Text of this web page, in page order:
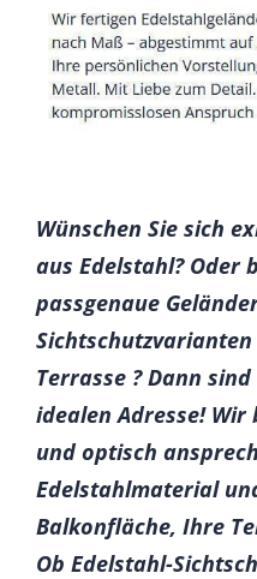
Wünschen Sie sich
aus Edelstahl? Oder
passgenaue
Terrasse ? Dann
idealen Adresse!
und optisch
Edelstahlmaterial
Balkonfläche, Ihre
Ob Edelstahl-